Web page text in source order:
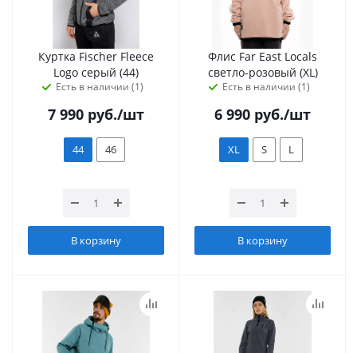
Куртка Fischer Fleece
Logo серый (44)
Есть в наличии (1)
7 990 руб./шт
44 46
В корзину
Флис Far East Locals
светло-розовый (XL)
Есть в наличии (1)
6 990 руб./шт
XL S L
В корзину